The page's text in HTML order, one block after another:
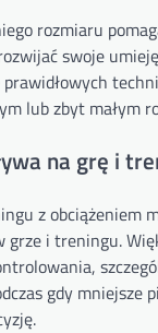
rozmiaru
swoje
lub zbyt małym
na grę i
z obciążeniem
i treningu.
gdy mniejsze